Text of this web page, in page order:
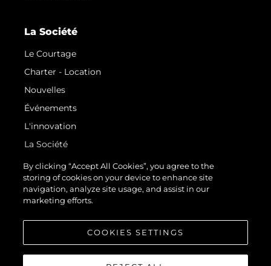
La Société
Le Courtage
Charter - Location
Nouvelles
Événements
L'innovation
La Société
Notre Équipe
Style De Vie
Notre Héritage
By clicking “Accept All Cookies”, you agree to the
storing of cookies on your device to enhance site
navigation, analyze site usage, and assist in our
marketing efforts.
COOKIES SETTINGS